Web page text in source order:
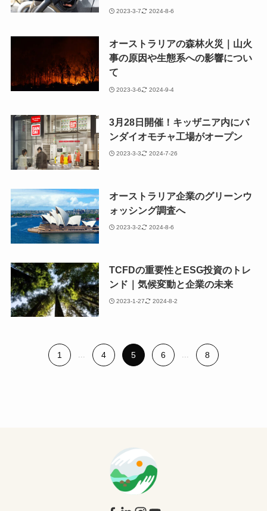
2023-3-7 2024-8-6
2023-3-6 2024-9-4
オーストラリアの森林火災｜山火
事の原因や生態系への影響につい
て
2023-3-3 2024-7-26
3月28日開催！キッザニア内にバ
ンダイオモチャ工場がオープン
2023-3-2 2024-8-6
オーストラリア企業のグリーンウ
ォッシング調査へ
2023-1-27 2024-8-2
TCFDの重要性とESG投資のトレ
ンド｜気候変動と企業の未来
1 ... 4 5 6 ... 8